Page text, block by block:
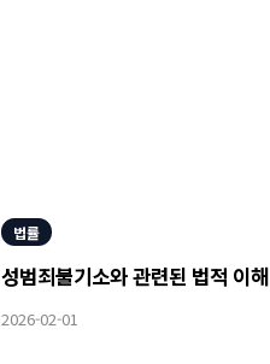
법률
성범죄불기소와 관련된 법적 이해
2026-02-01